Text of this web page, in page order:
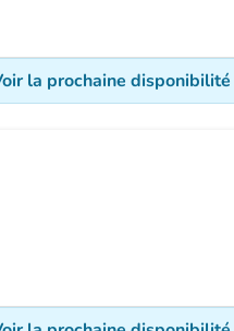
la prochaine disponibilité